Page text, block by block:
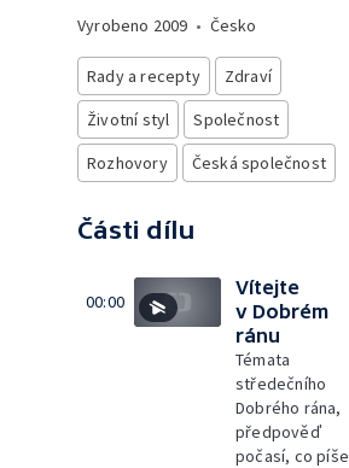
Vyrobeno 2009 • Česko
Rady a recepty
Zdraví
Životní styl
Společnost
Rozhovory
Česká společnost
Části dílu
00:00
Vítejte
v Dobrém
ránu
Témata
středečního
Dobrého rána,
předpověď
počasí, co píše